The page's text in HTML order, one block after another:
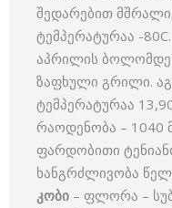
შედარებით
ტემპერატურაა -
აპრილის ბოლომდე
ზაფხული გრილი.
ტემპერატურაა
რაოდენობა – 1040
ფარდობითი
ხანგრძლივობა
კობი – ფლორა –